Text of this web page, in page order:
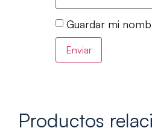
Guardar mi
Productos